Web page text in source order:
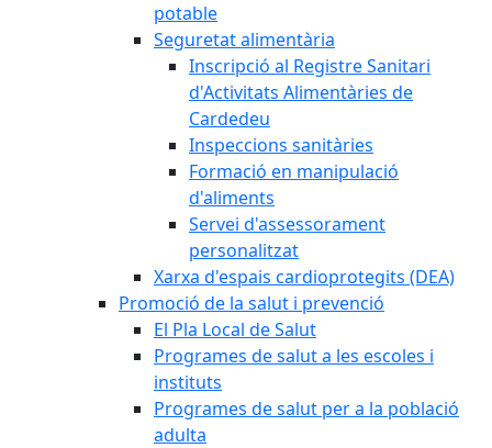
potable
Seguretat alimentària
Inscripció al Registre Sanitari
d'Activitats Alimentàries de
Cardedeu
Inspeccions sanitàries
Formació en manipulació
d'aliments
Servei d'assessorament
personalitzat
Xarxa d'espais cardioprotegits (DEA)
Promoció de la salut i prevenció
El Pla Local de Salut
Programes de salut a les escoles i
instituts
Programes de salut per a la població
adulta